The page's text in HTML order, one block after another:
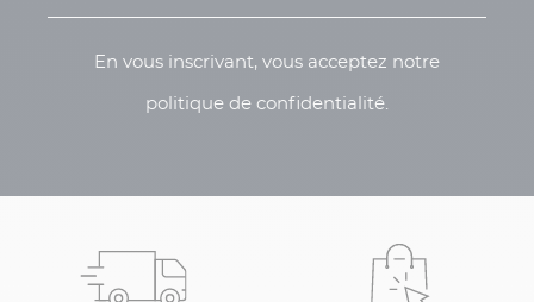
En vous inscrivant, vous acceptez notre
politique de confidentialité.